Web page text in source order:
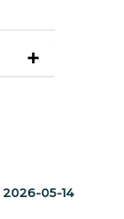
2026-05-14